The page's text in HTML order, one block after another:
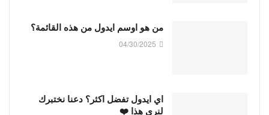
من هو اوسم ايدول من هذه القائمة؟
04/30/2025
اي ايدول تفضل اكثر؟ دعنا نختبرك
لنرى هذا ❤️